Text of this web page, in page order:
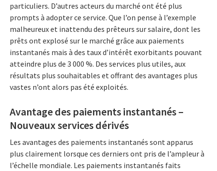
particuliers. D’autres acteurs du marché ont été plus
prompts à adopter ce service. Que l’on pense à l’exemple
malheureux et inattendu des prêteurs sur salaire, dont les
prêts ont explosé sur le marché grâce aux paiements
instantanés mais à des taux d’intérêt exorbitants pouvant
atteindre plus de 3 000 %. Des services plus utiles, aux
résultats plus souhaitables et offrant des avantages plus
vastes n’ont alors pas été exploités.
Avantage des paiements instantanés –
Nouveaux services dérivés
Les avantages des paiements instantanés sont apparus
plus clairement lorsque ces derniers ont pris de l’ampleur à
l’échelle mondiale. Les paiements instantanés faits